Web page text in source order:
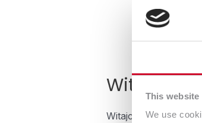
This website
We use
Witajcie! 🙂
Witajcie! 🙂